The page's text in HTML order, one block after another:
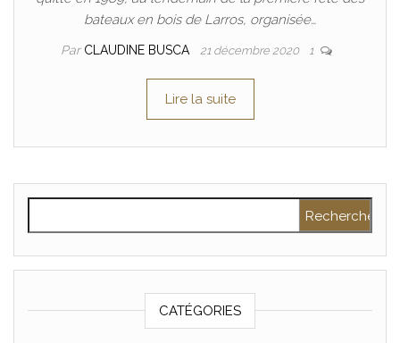
bateaux en bois de Larros, organisée…
Par CLAUDINE BUSCA 21 décembre 2020 1
Lire la suite
CATÉGORIES